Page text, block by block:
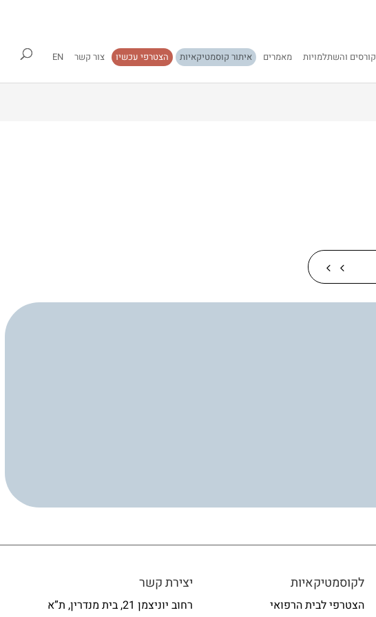
קורסים והשתלמויות מאמרים איתור קוסמטיקאיות הצטרפי עכשיו צור קשר EN
יצירת קשר
רחוב יוניצמן 21, בית מנדרין, ת”א
לקוסמטיקאיות
הצטרפי לבית הרפואי